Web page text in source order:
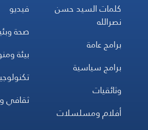
كلمات السيد حسن
نصرالله
برامج عامة
برامج سياسية
وثائقيات
أفلام ومسلسلات
فيديو
صحة
بيئة
ثقافي